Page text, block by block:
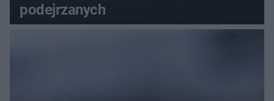
podejrzanych